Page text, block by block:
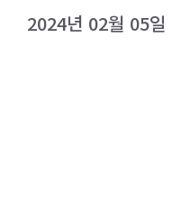
2024년 02월 05일